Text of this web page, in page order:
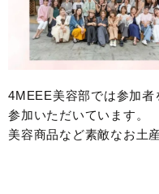
4MEEE美容部では参加者
参加いただいています。
美容商品など素敵なお土